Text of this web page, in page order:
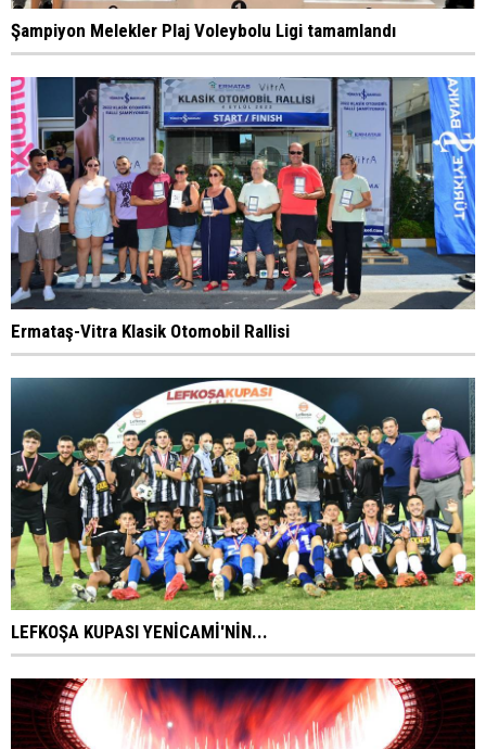
Şampiyon Melekler Plaj Voleybolu Ligi tamamlandı
Ermataş-Vitra Klasik Otomobil Rallisi
LEFKOŞA KUPASI YENİCAMİ'NİN...